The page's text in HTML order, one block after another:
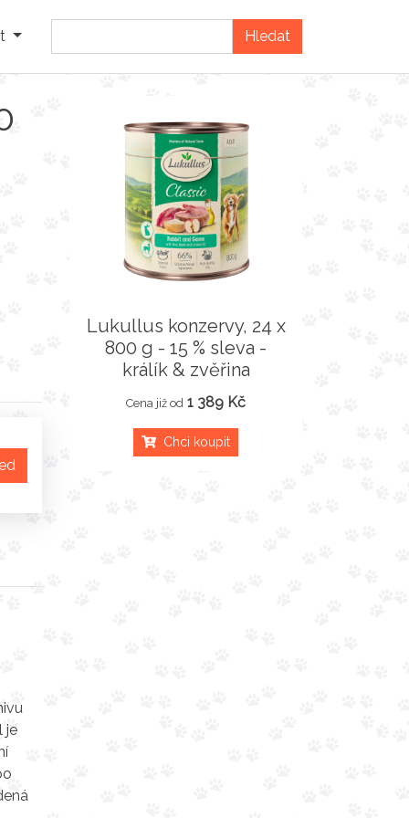
je
Lukullus konzervy, 24 x
800 g - 15 % sleva -
králík & zvěřina
Cena již od 1 389 Kč
Chci koupit